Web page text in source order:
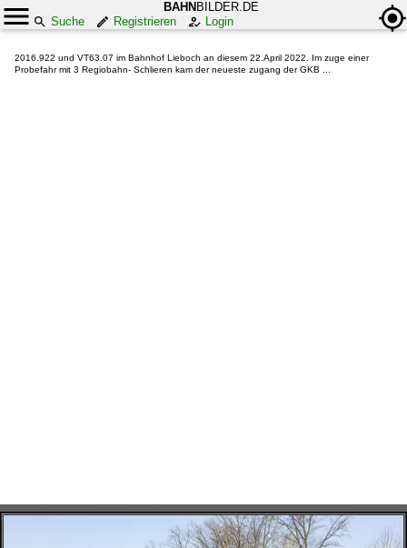
BAHN BILDER.DE
Suche
Registrieren Login
2016.922 und VT63.07 im Bahnhof Lieboch an diesem 22.April 2022. Im zuge einer
Probefahr mit 3 Regiobahn- Schlieren kam der neueste zugang der GKB ...